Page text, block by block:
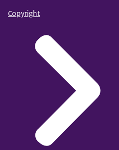
Copyright